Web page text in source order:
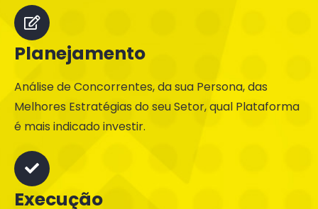
Planejamento
Análise de Concorrentes, da sua Persona, das
Melhores Estratégias do seu Setor, qual Plataforma
é mais indicado investir.
Execução